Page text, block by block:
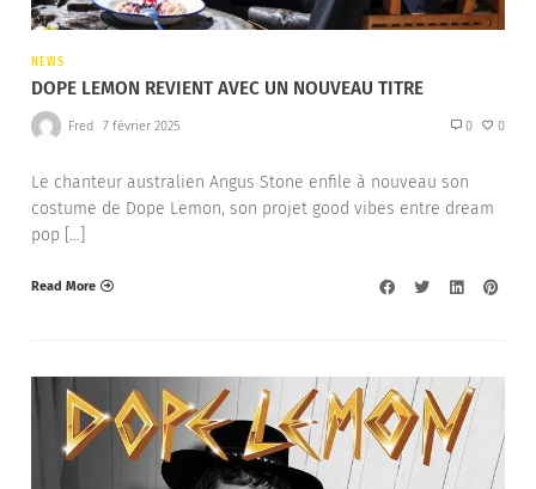
NEWS
DOPE LEMON REVIENT AVEC UN NOUVEAU TITRE
Fred 7 février 2025 0 0
Le chanteur australien Angus Stone enfile à nouveau son
costume de Dope Lemon, son projet good vibes entre dream
pop […]
Read More